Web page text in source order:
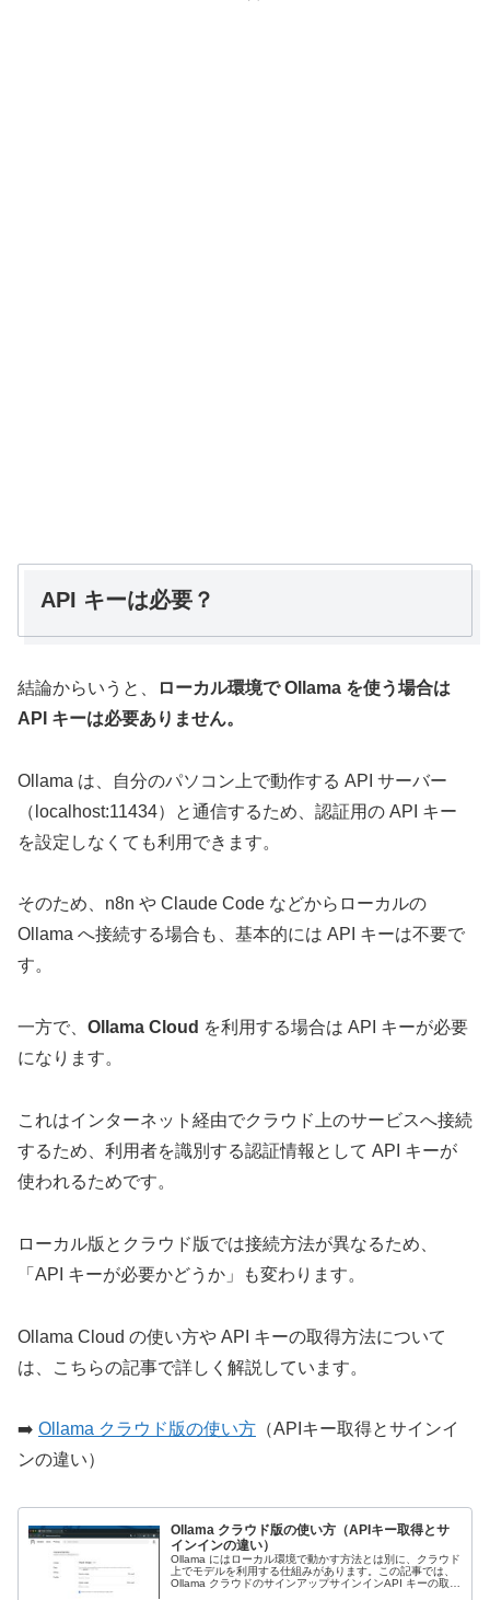
API キーは必要？
結論からいうと、
ローカル環境で Ollama を使う場合は
API キーは必要ありません。
Ollama は、自分のパソコン上で動作する API サーバー
（localhost:11434）と通信するため、認証用の API キー
を設定しなくても利用できます。
そのため、n8n や Claude Code などからローカルの
Ollama へ接続する場合も、基本的には API キーは不要で
す。
一方で、 Ollama Cloud を利用する場合は API キーが必要
になります。
これはインターネット経由でクラウド上のサービスへ接続
するため、利用者を識別する認証情報として API キーが
使われるためです。
ローカル版とクラウド版では接続方法が異なるため、
「API キーが必要かどうか」も変わります。
Ollama Cloud の使い方や API キーの取得方法について
は、こちらの記事で詳しく解説しています。
➡️ Ollama クラウド版の使い方 （APIキー取得とサインイ
ンの違い）
Ollama クラウド版の使い方（APIキー取得とサ
インインの違い）
Ollama にはローカル環境で動かす方法とは別に、クラウド
上でモデルを利用する仕組みがあります。この記事では、
Ollama クラウドのサインアップサインインAPI キーの取得